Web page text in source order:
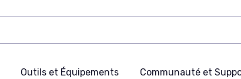
Outils et Équipements Communauté et